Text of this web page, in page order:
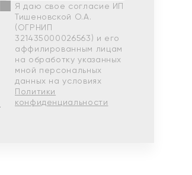
Я даю свое согласие ИП
Тишеновской О.А.
(ОГРНИП
321435000026563) и его
аффилированным лицам
на обработку указанных
мной персональных
данных на условиях
Политики
конфиденциальности